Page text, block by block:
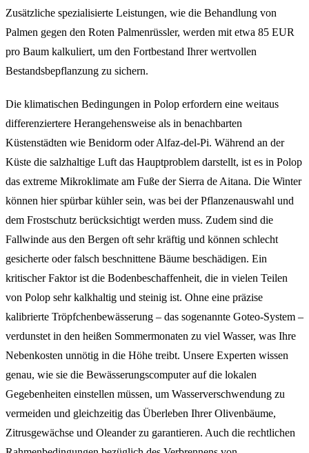
Zusätzliche spezialisierte Leistungen, wie die Behandlung von
Palmen gegen den Roten Palmenrüssler, werden mit etwa 85 EUR
pro Baum kalkuliert, um den Fortbestand Ihrer wertvollen
Bestandsbepflanzung zu sichern.
Die klimatischen Bedingungen in Polop erfordern eine weitaus
differenziertere Herangehensweise als in benachbarten
Küstenstädten wie Benidorm oder Alfaz-del-Pi. Während an der
Küste die salzhaltige Luft das Hauptproblem darstellt, ist es in Polop
das extreme Mikroklimate am Fuße der Sierra de Aitana. Die Winter
können hier spürbar kühler sein, was bei der Pflanzenauswahl und
dem Frostschutz berücksichtigt werden muss. Zudem sind die
Fallwinde aus den Bergen oft sehr kräftig und können schlecht
gesicherte oder falsch beschnittene Bäume beschädigen. Ein
kritischer Faktor ist die Bodenbeschaffenheit, die in vielen Teilen
von Polop sehr kalkhaltig und steinig ist. Ohne eine präzise
kalibrierte Tröpfchenbewässerung – das sogenannte Goteo-System –
verdunstet in den heißen Sommermonaten zu viel Wasser, was Ihre
Nebenkosten unnötig in die Höhe treibt. Unsere Experten wissen
genau, wie sie die Bewässerungscomputer auf die lokalen
Gegebenheiten einstellen müssen, um Wasserverschwendung zu
vermeiden und gleichzeitig das Überleben Ihrer Olivenbäume,
Zitrusgewächse und Oleander zu garantieren. Auch die rechtlichen